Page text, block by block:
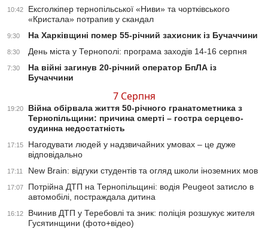
10:42
Ексголкіпер тернопільської «Ниви» та чортківського
«Кристала» потрапив у скандал
9:30 На Харківщині помер 55-річний захисник із Бучаччини
8:30 День міста у Тернополі: програма заходів 14-16 серпня
7:30
На війні загинув 20-річний оператор БпЛА із
Бучаччини
7 Серпня
19:20
Війна обірвала життя 50-річного гранатометника з
Тернопільщини: причина смерті – гостра серцево-
судинна недостатність
17:15
Нагодувати людей у надзвичайних умовах – це дуже
відповідально
17:11 New Brain: відгуки студентів та огляд школи іноземних мов
17:07
Потрійна ДТП на Тернопільщині: водія Peugeot затисло в
автомобілі, постраждала дитина
16:12
Вчинив ДТП у Теребовлі та зник: поліція розшукує жителя
Гусятинщини (фото+відео)